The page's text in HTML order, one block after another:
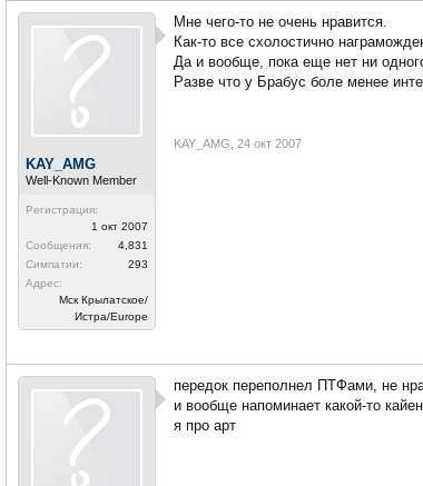
KAY_AMG
Well-Known Member
Регистрация:
1 окт 2007
Сообщения:
4,831
Симпатии:
293
Адрес:
Мск Крылатское/
Истра/Europe
Мне чего-то не очень нравится.
Как-то все схолостично
Да и вообще, пока еще нет ни
Разве что у Брабус боле менее
KAY_AMG 24 окт 2007
передок переполнел ПТФами, не
и вообще напоминает какой-то
я про арт